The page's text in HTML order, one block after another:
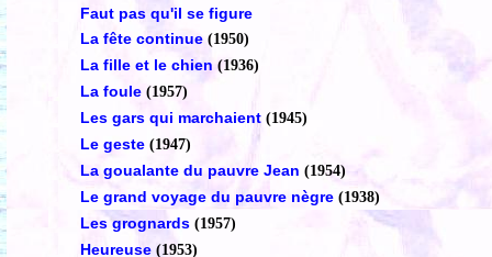
Faut pas qu'il se figure
La fête continue (1950)
La fille et le chien (1936)
La foule (1957)
Les gars qui marchaient (1945)
Le geste (1947)
La goualante du pauvre Jean (1954)
Le grand voyage du pauvre nègre (1938)
Les grognards (1957)
Heureuse (1953)